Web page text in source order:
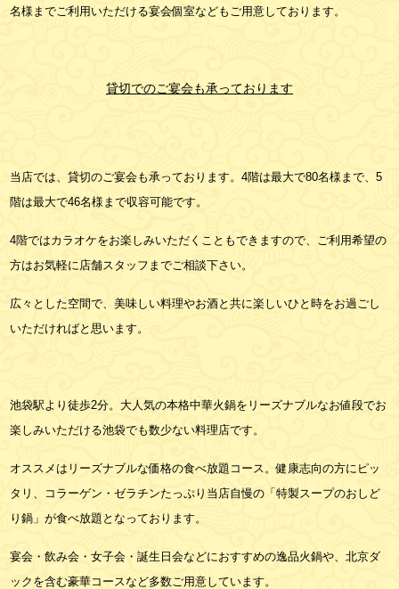
名様までご利用いただける宴会個室などもご用意しております。
貸切でのご宴会も承っております
当店では、貸切のご宴会も承っております。4階は最大で80名様まで、5
階は最大で46名様まで収容可能です。
4階ではカラオケをお楽しみいただくこともできますので、ご利用希望の
方はお気軽に店舗スタッフまでご相談下さい。
広々とした空間で、美味しい料理やお酒と共に楽しいひと時をお過ごし
いただければと思います。
池袋駅より徒歩2分。大人気の本格中華火鍋をリーズナブルなお値段でお
楽しみいただける池袋でも数少ない料理店です。
オススメはリーズナブルな価格の食べ放題コース。健康志向の方にピッ
タリ、コラーゲン・ゼラチンたっぷり当店自慢の「特製スープのおしど
り鍋」が食べ放題となっております。
宴会・飲み会・女子会・誕生日会などにおすすめの逸品火鍋や、北京ダ
ックを含む豪華コースなど多数ご用意しています。